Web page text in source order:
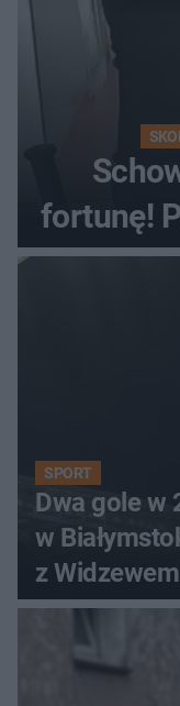
fortunę!
SPORT
Dwa gole w
w
z Widzewem